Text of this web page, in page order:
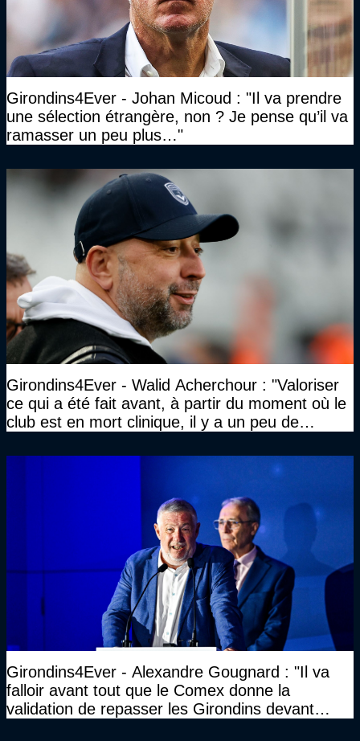
Girondins4Ever - Johan Micoud : "Il va prendre
une sélection étrangère, non ? Je pense qu’il va
ramasser un peu plus…"
Girondins4Ever - Walid Acherchour : "Valoriser
ce qui a été fait avant, à partir du moment où le
club est en mort clinique, il y a un peu de
Girondins4Ever - Alexandre Gougnard : "Il va
falloir avant tout que le Comex donne la
validation de repasser les Girondins devant